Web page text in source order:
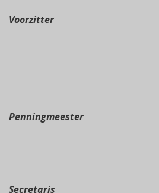
Voorzitter
Penningmeester
Secretaris